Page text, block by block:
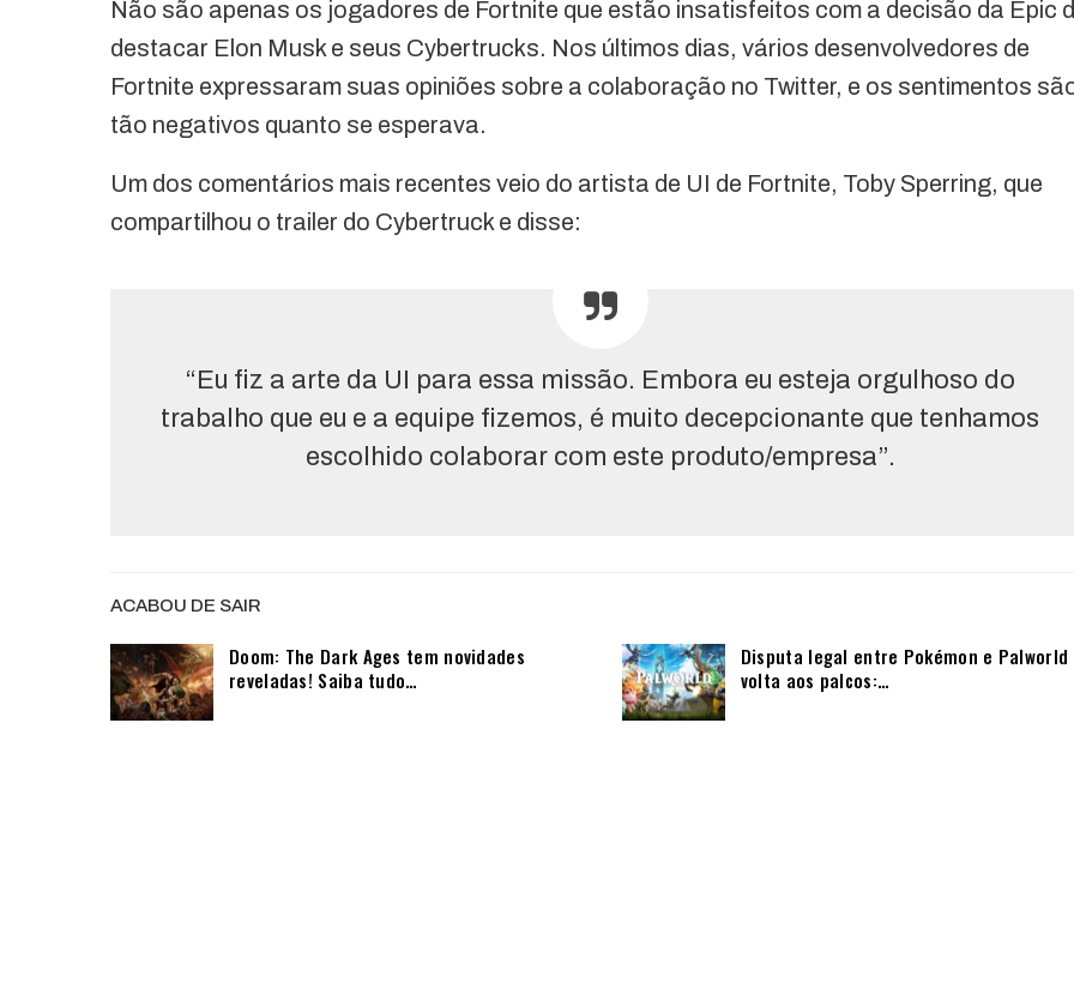
Não são apenas os jogadores de Fortnite que estão insatisfeitos com a decisão da Epic
destacar Elon Musk e seus Cybertrucks. Nos últimos dias, vários desenvolvedores de
Fortnite expressaram suas opiniões sobre a colaboração no Twitter, e os sentimentos
tão negativos quanto se esperava.
Um dos comentários mais recentes veio do artista de UI de Fortnite, Toby Sperring, que
compartilhou o trailer do Cybertruck e disse:
“Eu fiz a arte da UI para essa missão. Embora eu esteja orgulhoso do
trabalho que eu e a equipe fizemos, é muito decepcionante que tenhamos
escolhido colaborar com este produto/empresa”.
ACABOU DE SAIR
Doom: The Dark Ages tem novidades
reveladas! Saiba tudo…
Disputa legal entre Pokémon e Palworld
volta aos palcos:…